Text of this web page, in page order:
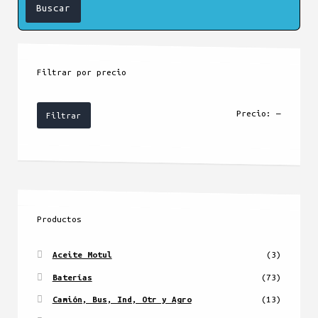
Filtrar por precio
Precio
Precio
Filtrar Precio: —
Productos
Aceite Motul (3)
Baterías (73)
Camión, Bus, Ind, Otr y Agro (13)